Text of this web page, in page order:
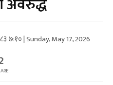
७:१० | Sunday, May 17, 2026